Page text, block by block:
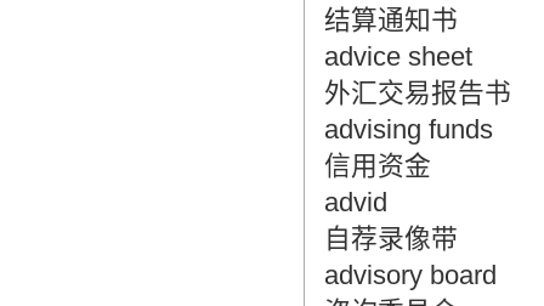
结算通知书
advice sheet
外汇交易报告书
advising funds
信用资金
advid
自荐录像带
advisory board